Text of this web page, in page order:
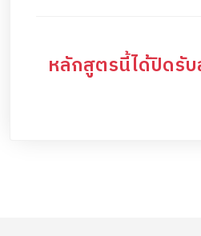
หลักสูตรนี้ได้ปิดรับ